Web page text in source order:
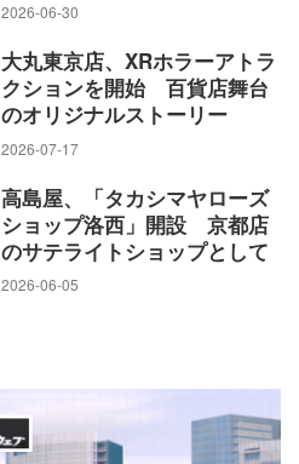
2026-06-30
大丸東京店、XRホラーアトラ
クションを開始 百貨店舞台
のオリジナルストーリー
2026-07-17
高島屋、「タカシマヤローズ
ショップ洛西」開設 京都店
のサテライトショップとして
2026-06-05